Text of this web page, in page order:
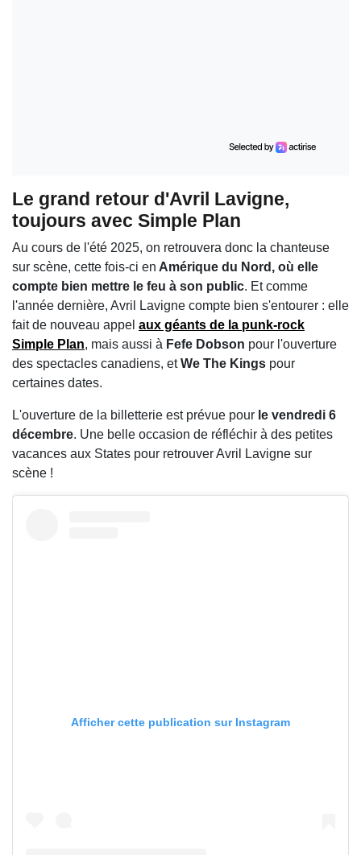
Le grand retour d'Avril Lavigne,
toujours avec Simple Plan
Au cours de l'été 2025, on retrouvera donc la chanteuse
sur scène, cette fois-ci en Amérique du Nord, où elle
compte bien mettre le feu à son public. Et comme
l'année dernière, Avril Lavigne compte bien s'entourer : elle
fait de nouveau appel aux géants de la punk-rock
Simple Plan, mais aussi à Fefe Dobson pour l'ouverture
des spectacles canadiens, etWe The Kings pour
certaines dates.
L'ouverture de la billetterie est prévue pour le vendredi 6
décembre. Une belle occasion de réfléchir à des petites
vacances aux States pour retrouver Avril Lavigne sur
scène !
Afficher cette publication sur Instagram